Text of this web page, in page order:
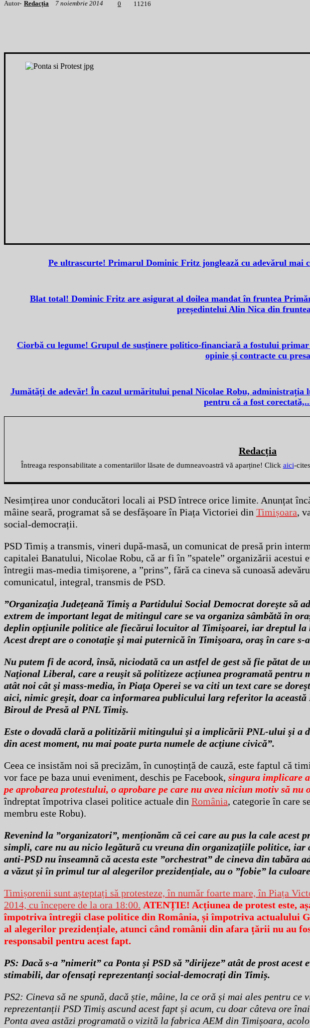
Autor- Redacția 7 noiembrie 2014 0 1 1216
Pe ultrascurte! Primarul Dominic Fritz jonglează cu adevărul mai
Blat total! Dominic Fritz are asigurat al doilea mandat în fruntea
președintelui Alin Nica din
Ciorbă cu legume! Grupul de susținere politico-financiară a fostului
opinie și contracte cu presa
Jumătăți de adevăr! În cazul urmăritului penal Nicolae Robu,
pentru că a fost
Redacția
Întreaga responsabilitate a comentariilor lăsate de dumneavoastră vă aparține! Click aici-
Nesimțirea unor conducători locali ai PSD întrece orice limite. Anunțat
mâine seară, programat să se desfășoare în Piața Victoriei din Timișoara,
social-democrații.
PSD Timiș a transmis, vineri după-masă, un comunicat de presă prin
capitalei Banatului, Nicolae Robu, că ar fi în ”spatele” organizării acestui
întregii mas-media timișorene, a ”prins”, fără ca cineva să cunoasă
comunicatul, integral, transmis de PSD.
”Organizaţia Judeţeană Timiş a Partidului Social Democrat doreşte să
extrem de important legat de mitingul care se va organiza sâmbătă în
deplin opţiunile politice ale fiecărui locuitor al Timişoarei, iar dreptul la
Acest drept are o conotaţie şi mai puternică în Timişoara, oraş în care
Nu putem fi de acord, însă, niciodată ca un astfel de gest să fie pătat
Naţional Liberal, care a reuşit să politizeze acţiunea programată
atât noi cât şi mass-media, în Piaţa Operei se va citi un text care se
aici, nimic greşit, doar ca informarea publicului larg referitor la această
Biroul de Presă al PNL Timiş.
Este o dovadă clară a politizării mitingului şi a implicării PNL-ului şi a
din acest moment, nu mai poate purta numele de acţiune civică”.
Ceea ce insistăm noi să precizăm, în cunoștință de cauză, este faptul că
vor face pe baza unui eveniment, deschis pe Facebook, singura implicare
pe aprobarea protestului, o aprobare pe care nu avea niciun motiv să nu
îndreptat împotriva clasei politice actuale din România, categorie în care
membru este Robu).
Revenind la ”organizatori”, menționăm că cei care au pus la cale acest
simpli, care nu au nicio legătură cu vreuna din organizațiile politice,
anti-PSD nu înseamnă că acesta este ”orchestrat” de cineva din
a văzut și în primul tur al alegerilor prezidențiale, au o ”fobie” la
Timișorenii sunt așteptați să protesteze, în număr foarte mare, în Piața
2014, cu începere de la ora 18:00. ATENȚIE! Acțiunea de protest este,
împotriva întregii clase politice din România, și împotriva actualului
al alegerilor prezidențiale, atunci când românii din afara țării nu au
responsabil pentru acest fapt.
PS: Dacă s-a ”nimerit” ca Ponta și PSD să ”dirijeze” atât de prost acest
stimabili, dar ofensați reprezentanți social-democrați din Timiș.
PS2: Cineva să ne spună, dacă știe, mâine, la ce oră și mai ales pentru ce
reprezentanții PSD Timiș ascund acest fapt și acum, cu doar câteva ore
Ponta avea astăzi programată o vizită la fabrica AEM din Timișoara,